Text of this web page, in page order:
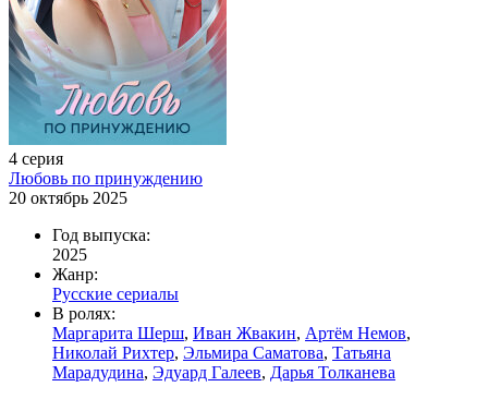
4 серия
Любовь по принуждению
20 октябрь 2025
Год выпуска:
2025
Жанр:
Русские сериалы
В ролях:
Маргарита Шерш, Иван Жвакин, Артём Немов,
Николай Рихтер, Эльмира Саматова, Татьяна
Марадудина, Эдуард Галеев, Дарья Толканева